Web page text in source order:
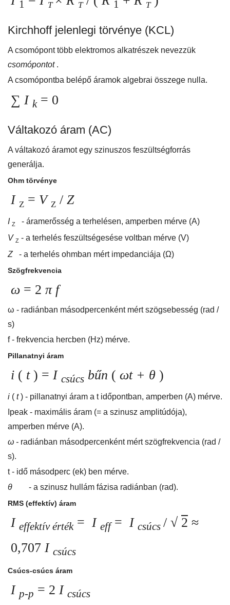
1 T T 1 T
Kirchhoff jelenlegi törvénye (KCL)
A csomópont több elektromos alkatrészek nevezzük
csomópontot.
A csomópontba belépő áramok algebrai összege nulla.
∑ I k= 0
Váltakozó áram (AC)
A váltakozó áramot egy szinuszos feszültségforrás
generálja.
Ohm törvénye
I Z = V Z / Z
I Z
- áramerősség a terhelésen, amperben mérve (A)
V Z - a terhelés feszültségesése voltban mérve (V)
Z- a terhelés ohmban mért impedanciája (Ω)
Szögfrekvencia
ω = 2 π f
ω - radiánban másodpercenként mért szögsebesség (rad /
s)
f - frekvencia hercben (Hz) mérve.
Pillanatnyi áram
i ( t) = I csúcs bűn ( ωt + θ )
i ( t) - pillanatnyi áram a t időpontban, amperben (A) mérve.
Ipeak - maximális áram (= a szinusz amplitúdója),
amperben mérve (A).
ω - radiánban másodpercenként mért szögfrekvencia (rad /
s).
t - idő másodperc (ek) ben mérve.
θ - a szinusz hullám fázisa radiánban (rad).
RMS (effektív) áram
I effektív érték= I eff= I csúcs / √ 2 ≈
0,707 I csúcs
Csúcs-csúcs áram
I p-p = 2 I csúcs